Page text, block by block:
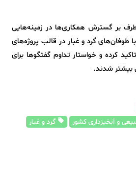
طرف بر گسترش همکاری‌ها در زمینه‌هایی
طوفان‌های گرد و غبار در قالب پروژه‌های
کرده و خواستار تداوم گفتگوها برای
بیشتر شدند.
و آبخیزداری کشور
گرد و غبار